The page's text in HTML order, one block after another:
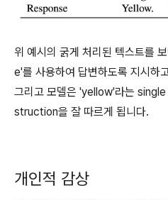
위 예시의 굵게 처리된 텍스트를
e'를 사용하여 답변하도록 지시하
그리고 모델은 'yellow'라는
struction을 잘 따르게 됩니다.
개인적 감상